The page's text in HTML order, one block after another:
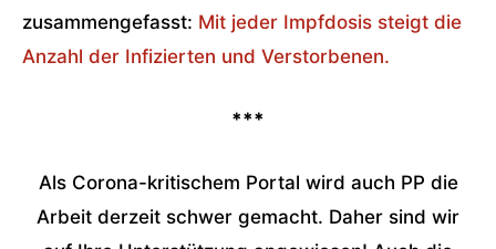
zusammengefasst: Mit jeder Impfdosis steigt die
Anzahl der Infizierten und Verstorbenen.
***
Als Corona-kritischem Portal wird auch PP die
Arbeit derzeit schwer gemacht. Daher sind wir